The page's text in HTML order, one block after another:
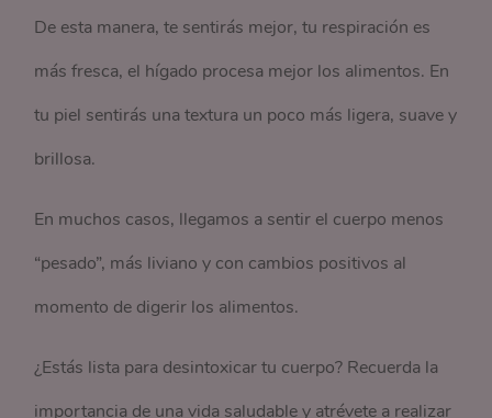
De esta manera, te sentirás mejor, tu respiración es
más fresca, el hígado procesa mejor los alimentos. En
tu piel sentirás una textura un poco más ligera, suave y
brillosa.
En muchos casos, llegamos a sentir el cuerpo menos
“pesado”, más liviano y con cambios positivos al
momento de digerir los alimentos.
¿Estás lista para desintoxicar tu cuerpo? Recuerda la
importancia de una vida saludable y atrévete a realizar